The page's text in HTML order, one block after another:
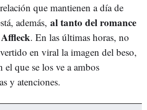
que mantienen a día de
además, al tanto del romance
. En las últimas horas, no
en viral la imagen del beso,
que se los ve a ambos
y atenciones.